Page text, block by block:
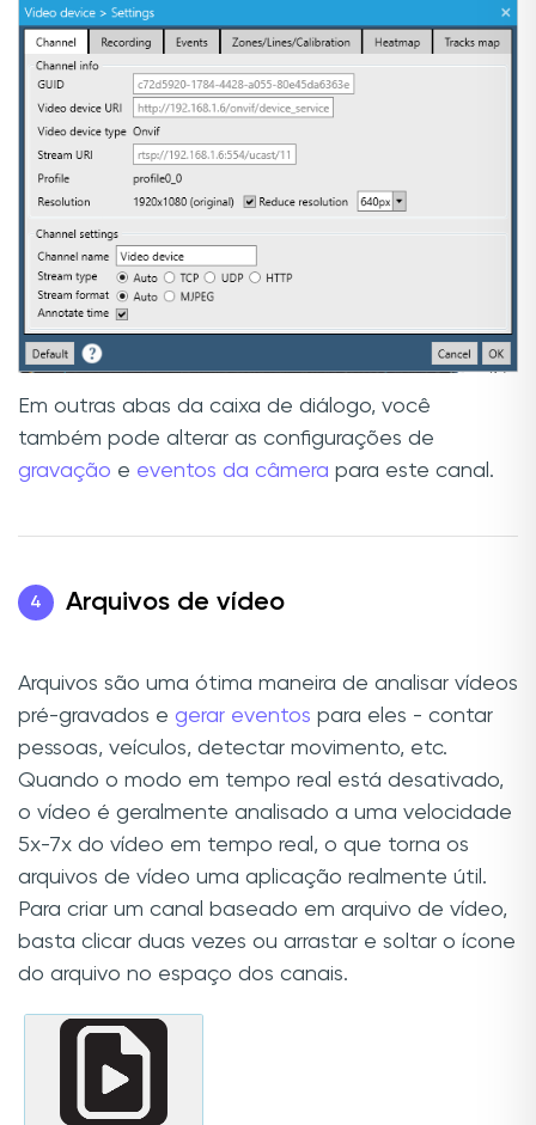
Em outras abas da caixa de diálogo, você
também pode alterar as configurações de
gravação e eventos da câmera para este canal.
4 Arquivos de vídeo
Arquivos são uma ótima maneira de analisar vídeos
pré-gravados e gerar eventos para eles - contar
pessoas, veículos, detectar movimento, etc.
Quando o modo em tempo real está desativado,
o vídeo é geralmente analisado a uma velocidade
5x-7x do vídeo em tempo real, o que torna os
arquivos de vídeo uma aplicação realmente útil.
Para criar um canal baseado em arquivo de vídeo,
basta clicar duas vezes ou arrastar e soltar o ícone
do arquivo no espaço dos canais.